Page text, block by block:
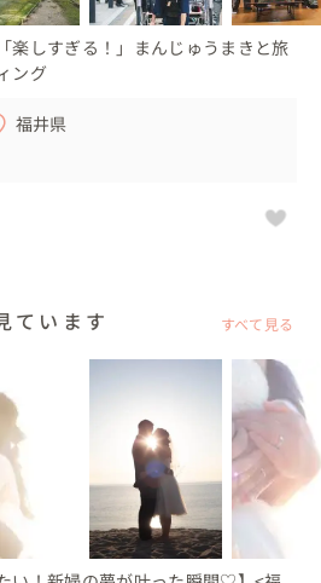
楽しすぎる！」まんじゅうまきと旅
ング
福井県
ています すべて見る